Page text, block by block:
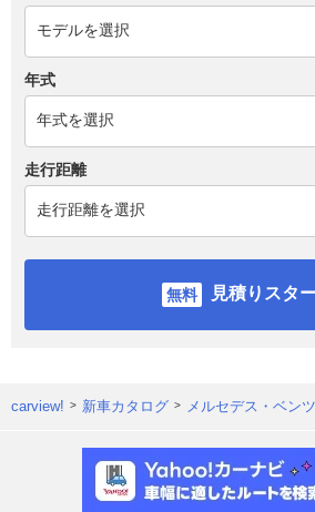
年式
走行距離
見積りスタ
carview! 新車カタログ メルセデス・ベン